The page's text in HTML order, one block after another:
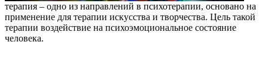
терапия – одно из направлений в психотерапии, основано на
применение для терапии искусства и творчества. Цель такой
терапии воздействие на психоэмоциональное состояние
человека.